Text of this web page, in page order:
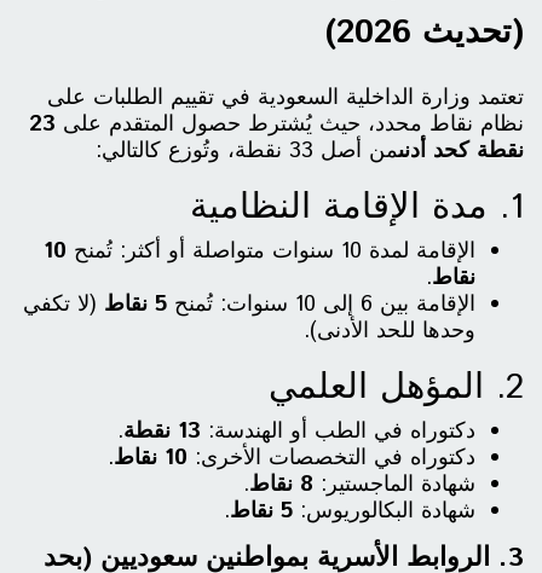
(تحديث 2026)
تعتمد وزارة الداخلية السعودية في تقييم الطلبات على
نظام نقاط محدد، حيث يُشترط حصول المتقدم على 23
نقطة كحد أدنىمن أصل 33 نقطة، وتُوزع كالتالي:
1. مدة الإقامة النظامية
الإقامة لمدة 10 سنوات متواصلة أو أكثر: تُمنح
10
نقاط.
الإقامة بين 6 إلى 10 سنوات: تُمنح
5 نقاط
(لا تكفي
وحدها للحد الأدنى).
2. المؤهل العلمي
دكتوراه في الطب أو الهندسة: 13 نقطة
.
دكتوراه في التخصصات الأخرى: 10 نقاط
.
شهادة الماجستير: 8 نقاط
.
شهادة البكالوريوس: 5 نقاط .
3. الروابط الأسرية بمواطنين سعوديين (بحد